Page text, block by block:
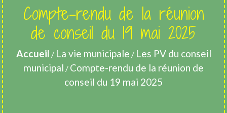
Compte-rendu de la réunion
de conseil du 19 mai 2025
Accueil / La vie municipale / Les PV du conseil
municipal / Compte-rendu de la réunion de
conseil du 19 mai 2025